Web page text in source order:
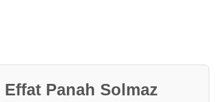
Effat Panah Solmaz